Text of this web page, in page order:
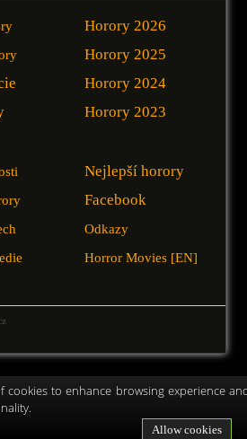
Horory 2026
Horory 2025
Horory 2024
Horory 2023
Nejlepší horory
Facebook
Odkazy
Horror Movies [EN]
cookies to enhance browsing experience
Allow cookies